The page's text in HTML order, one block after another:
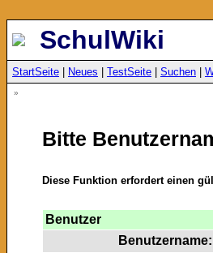
SchulWiki
StartSeite Neues TestSeite Suchen
»
Bitte
Diese Funktion erfordert einen
Benutzer
Benutzername: